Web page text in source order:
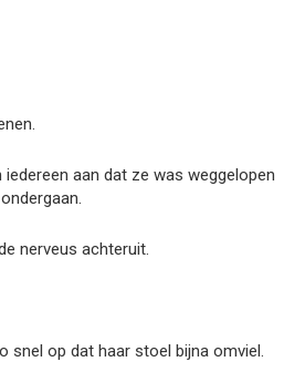
aan dat ze was weggelopen
nerveus achteruit.
snel op dat haar stoel bijna omviel.